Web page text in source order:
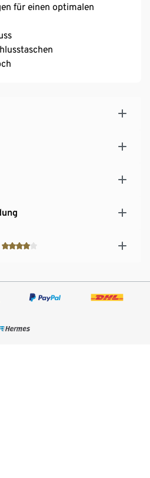
für einen optimalen